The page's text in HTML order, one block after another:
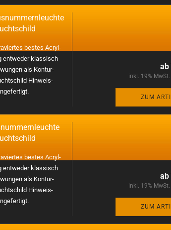
bes­tes Acryl­
ent­we­der klas­sisch
als Kon­tur­
Hin­weis­
ab
inkl. 19%
ZUM
bes­tes Acryl­
ent­we­der klas­sisch
als Kon­tur­
Hin­weis­
ab
inkl. 19%
ZUM